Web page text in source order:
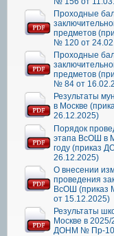
Проходные
предметов
№ 120 от
Проходные
предметов
№ 84 от
Результаты
в Москве
26.12.2025)
Порядок
этапа ВсОШ в
году (приказ
26.12.2025)
О внесении
проведения
ВсОШ (приказ
от 15.12.2025)
Результаты
Москве в 2025/
ДОНМ № Пр-